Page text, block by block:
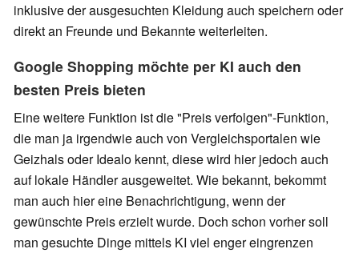
inklusive der ausgesuchten Kleidung auch speichern oder
direkt an Freunde und Bekannte weiterleiten.
Google Shopping möchte per KI auch den
besten Preis bieten
Eine weitere Funktion ist die "Preis verfolgen"-Funktion,
die man ja irgendwie auch von Vergleichsportalen wie
Geizhals oder Idealo kennt, diese wird hier jedoch auch
auf lokale Händler ausgeweitet. Wie bekannt, bekommt
man auch hier eine Benachrichtigung, wenn der
gewünschte Preis erzielt wurde. Doch schon vorher soll
man gesuchte Dinge mittels KI viel enger eingrenzen